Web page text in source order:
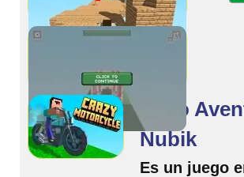
Moto
Nubik
Es un juego